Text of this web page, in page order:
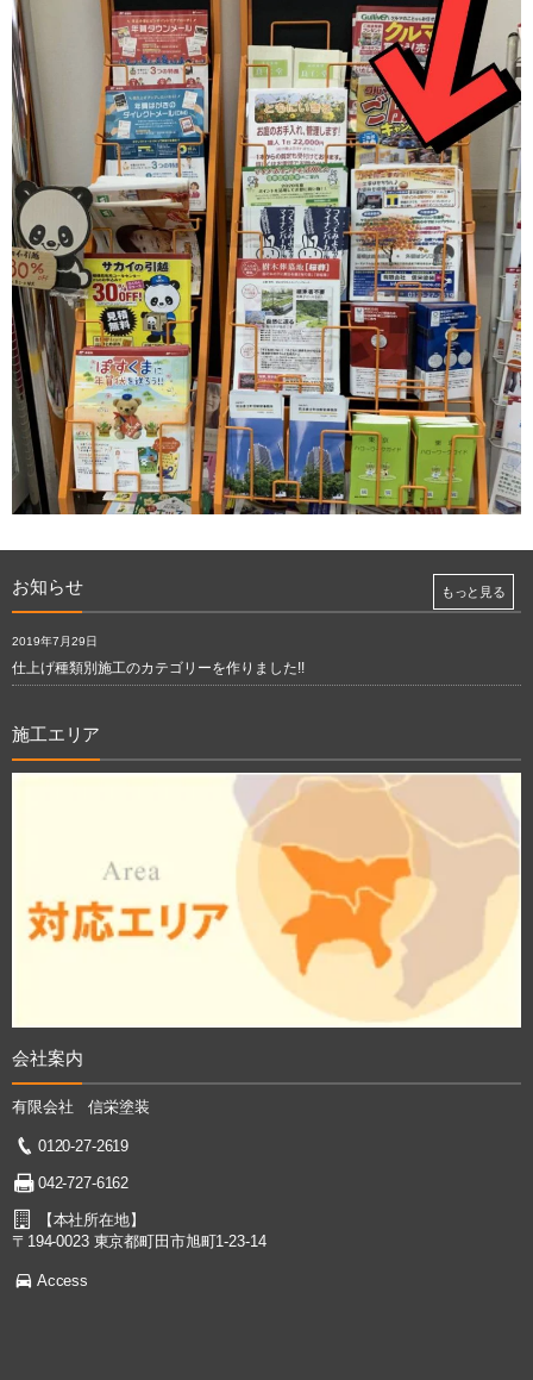
お知らせ
2019年7月29日
仕上げ種類別施工のカテゴリーを作りました!!
もっと見る
施工エリア
会社案内
有限会社 信栄塗装
0120-27-2619
042-727-6162
【本社所在地】
〒194-0023 東京都町田市旭町1-23-14
Access